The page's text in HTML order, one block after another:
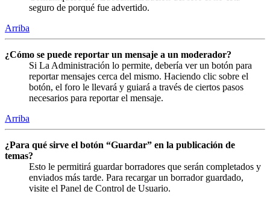
seguro de porqué fue advertido.
Arriba
¿Cómo se puede reportar un mensaje a un moderador?
Si La Administración lo permite, debería ver un botón para
reportar mensajes cerca del mismo. Haciendo clic sobre el
botón, el foro le llevará y guiará a través de ciertos pasos
necesarios para reportar el mensaje.
Arriba
¿Para qué sirve el botón “Guardar” en la publicación de
temas?
Esto le permitirá guardar borradores que serán completados y
enviados más tarde. Para recargar un borrador guardado,
visite el Panel de Control de Usuario.